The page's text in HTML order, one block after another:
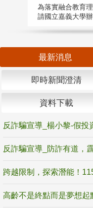
為落實融合教育
請國立嘉義大學辦
最新消息
即時新聞澄清
資料下載
反詐騙宣導_楊小黎-假投